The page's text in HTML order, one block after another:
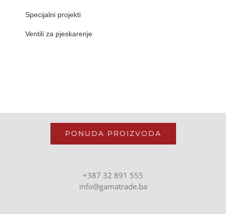
Specijalni projekti
Ventili za pjeskarenje
PONUDA PROIZVODA
+387 32 891 555
info@gamatrade.ba